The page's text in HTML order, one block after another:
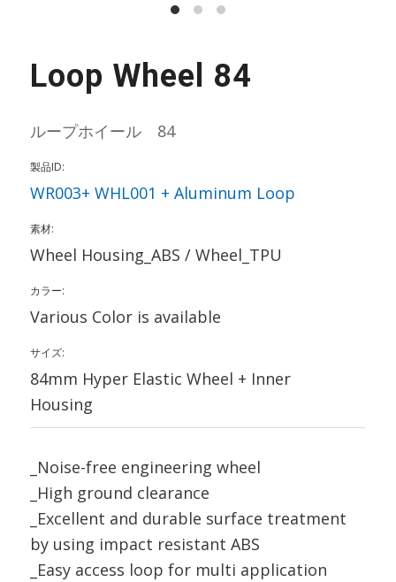
Loop Wheel 84
ループホイール 84
製品ID:
WR003+ WHL001 + Aluminum Loop
素材:
Wheel Housing_ABS / Wheel_TPU
カラー:
Various Color is available
サイズ:
84mm Hyper Elastic Wheel + Inner
Housing
_Noise-free engineering wheel
_High ground clearance
_Excellent and durable surface treatment
by using impact resistant ABS
_Easy access loop for multi application